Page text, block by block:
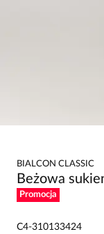
BIALCON CLASSIC
Beżowa
Promocja
C4-310133424